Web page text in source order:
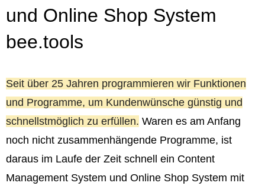
und Online Shop System
bee.tools
Seit über 25 Jahren programmieren wir Funktionen
und Programme, um Kundenwünsche günstig und
schnellstmöglich zu erfüllen. Waren es am Anfang
noch nicht zusammenhängende Programme, ist
daraus im Laufe der Zeit schnell ein Content
Management System und Online Shop System mit